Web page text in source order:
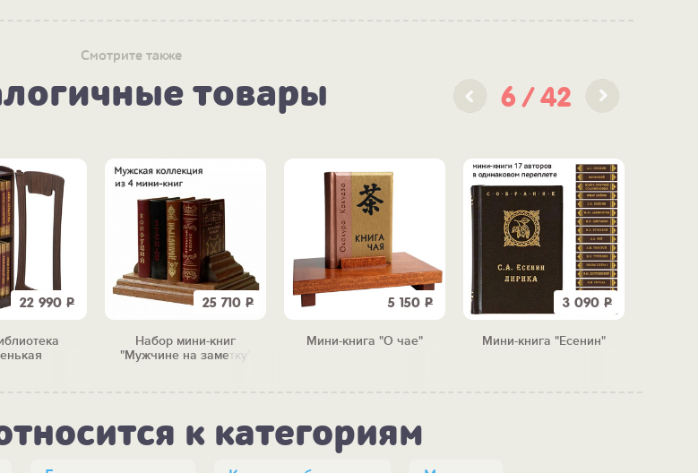
Смотрите также
товары 6 42
22 990 Р 25 710 Р
Набор мини-книг
"Мужчине на заметку"
5 150 Р
Мини-книга "О чае"
3 090 Р
Мини-книга "Есенин"
к категориям